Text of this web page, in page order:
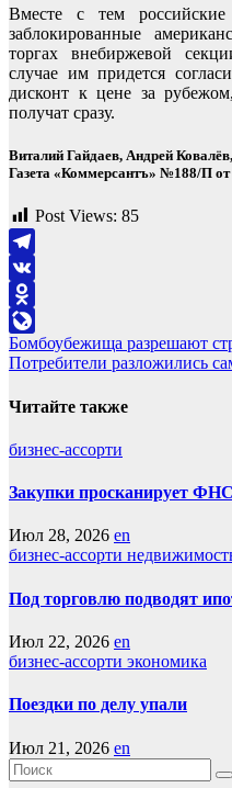
Вместе с тем российские
заблокированные
торгах внебиржевой
случае им придется
дисконт к цене за
получат сразу.
Виталий Гайдаев, Андрей
Газета «Коммерсантъ» №188/П от
Post Views: 85
Telegram
VK
Odnoklassniki
LiveJournal
Навигация
по
записям
Бомбоубежища разрешают
Потребители разложились
Читайте также
бизнес-ассорти
Закупки просканирует ФНС
Июл 28, 2026 en
бизнес-ассорти
Под торговлю подводят
Июл 22, 2026 en
бизнес-ассорти экономика
Поездки по делу упали
Июл 21, 2026 en